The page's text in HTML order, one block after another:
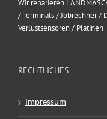
Wir reparieren
/ Terminals / Jobrechner /
Verlustsensoren / Platinen
RECHTLICHES
Impressum